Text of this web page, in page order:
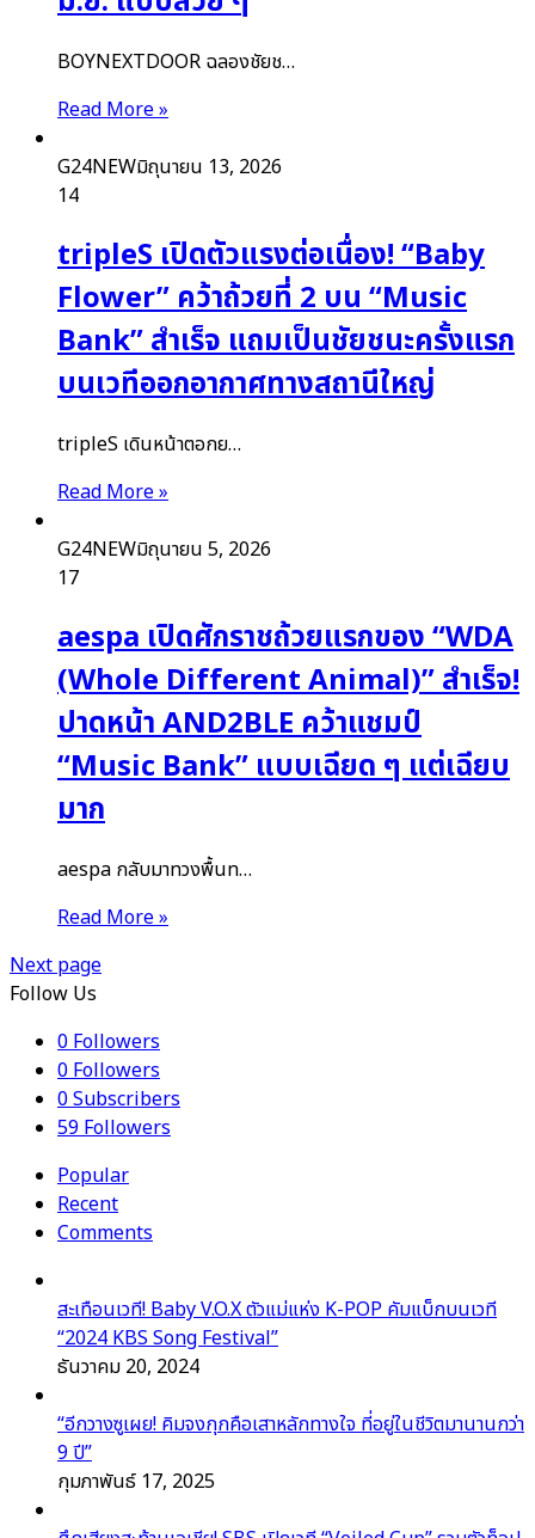
BOYNEXTDOOR ฉลองชัยช…
Read More »
G24NEWมิถุนายน 13, 2026
14
tripleS เปิดตัวแรงต่อเนื่อง! “Baby
Flower” คว้าถ้วยที่ 2 บน “Music
Bank” สำเร็จ แถมเป็นชัยชนะครั้งแรก
บนเวทีออกอากาศทางสถานีใหญ่
tripleS เดินหน้าตอกย…
Read More »
G24NEWมิถุนายน 5, 2026
17
aespa เปิดศักราชถ้วยแรกของ “WDA
(Whole Different Animal)” สำเร็จ!
ปาดหน้า AND2BLE คว้าแชมป์
“Music Bank” แบบเฉียด ๆ แต่เฉียบ
มาก
aespa กลับมาทวงพื้นท…
Read More »
Next page
Follow Us
0Followers
0Followers
0Subscribers
59Followers
Popular
Recent
Comments
สะเทือนเวที! Baby V.O.X ตัวแม่แห่ง K-POP คัมแบ็กบนเวที
“2024 KBS Song Festival”
ธันวาคม 20, 2024
“อีกวางซูเผย! คิมจงกุกคือเสาหลักทางใจ ที่อยู่ในชีวิตมานานกว่า
9 ปี”
กุมภาพันธ์ 17, 2025